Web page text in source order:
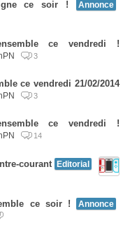
ce soir !
Annonce
ce vendredi !
3
ce vendredi 21/02/2014
3
ce vendredi !
14
courant Editorial
ce soir !
Annonce